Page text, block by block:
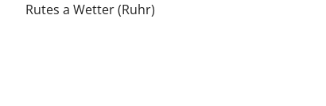
Rutes a Wetter (Ruhr)